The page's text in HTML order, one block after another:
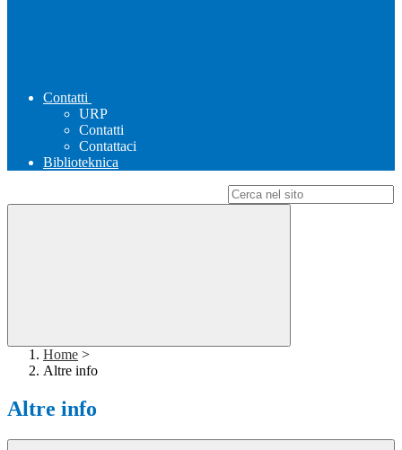
Contatti
URP
Contatti
Contattaci
Biblioteknica
Home >
Altre info
Altre info